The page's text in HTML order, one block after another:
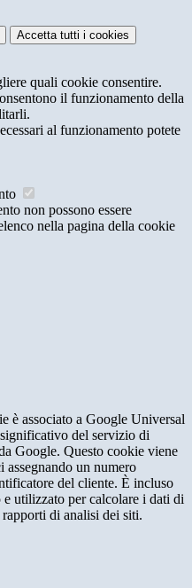
Accetta tutti i cookies
quali cookie consentire.
il funzionamento della
al funzionamento potete
non possono essere
nella pagina della cookie
è associato a Google Universal
del servizio di
Google. Questo cookie viene
un numero
del cliente. È incluso
utilizzato per calcolare i dati di
di analisi dei siti.